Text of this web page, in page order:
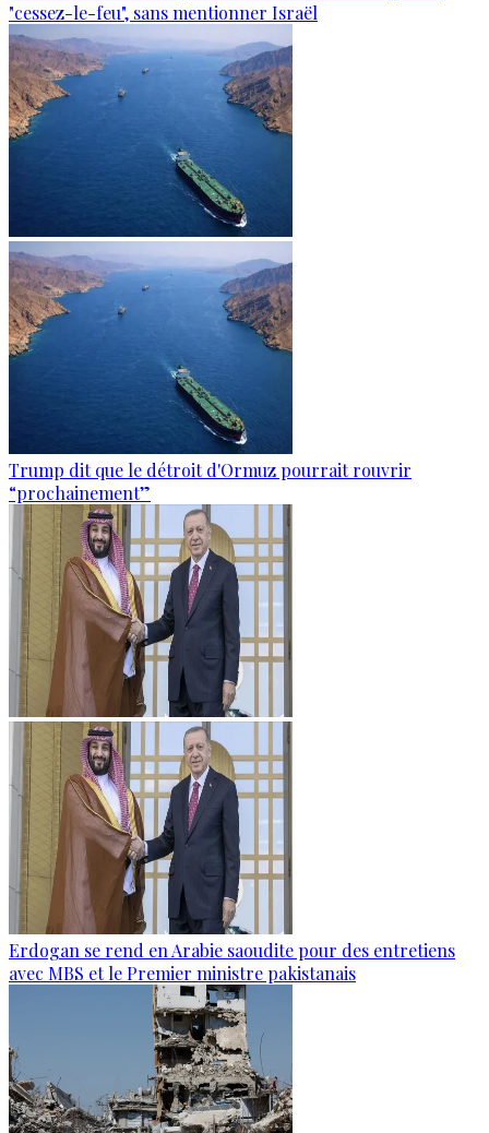
"cessez-le-feu", sans mentionner Israël
Trump dit que le détroit d'Ormuz pourrait rouvrir
“prochainement”
Erdogan se rend en Arabie saoudite pour des entretiens
avec MBS et le Premier ministre pakistanais